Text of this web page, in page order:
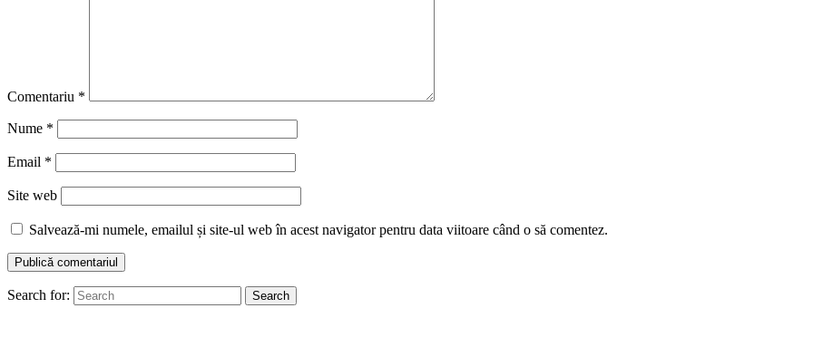
Comentariu *
Nume *
Email *
Site web
Salvează-mi numele, emailul și site-ul web în acest navigator pentru data viitoare când o să comentez.
Search for: Search